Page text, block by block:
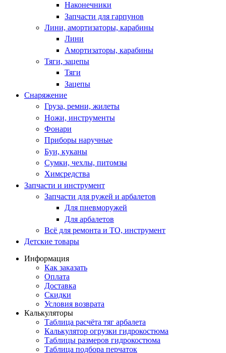
Наконечники
Запчасти для гарпунов
Лини, амортизаторы, карабины
Лини
Амортизаторы, карабины
Тяги, зацепы
Тяги
Зацепы
Снаряжение
Груза, ремни, жилеты
Ножи, инструменты
Фонари
Приборы наручные
Буи, куканы
Сумки, чехлы, питомзы
Химсредства
Запчасти и инструмент
Запчасти для ружей и арбалетов
Для пневморужей
Для арбалетов
Всё для ремонта и ТО, инструмент
Детские товары
Информация
Как заказать
Оплата
Доставка
Скидки
Условия возврата
Калькуляторы
Таблица расчёта тяг арбалета
Калькулятор огрузки гидрокостюма
Таблицы размеров гидрокостюма
Таблица подбора перчаток